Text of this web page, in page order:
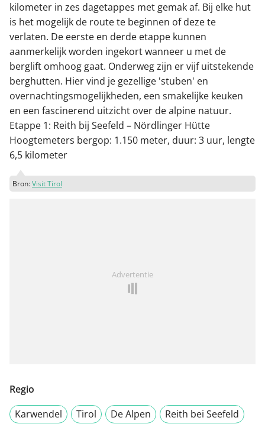
kilometer in zes dagetappes met gemak af. Bij elke hut
is het mogelijk de route te beginnen of deze te
verlaten. De eerste en derde etappe kunnen
aanmerkelijk worden ingekort wanneer u met de
berglift omhoog gaat. Onderweg zijn er vijf uitstekende
berghutten. Hier vind je gezellige 'stuben' en
overnachtingsmogelijkheden, een smakelijke keuken
en een fascinerend uitzicht over de alpine natuur.
Etappe 1: Reith bij Seefeld – Nördlinger Hütte
Hoogtemeters bergop: 1.150 meter, duur: 3 uur, lengte
6,5 kilometer
Bron:Visit Tirol
Advertentie
Regio
Karwendel
Tirol De Alpen
Reith bei Seefeld